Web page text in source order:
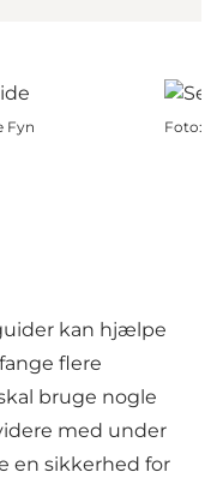
Fyn Foto:
kan hjælpe
flere
bruge nogle
med under
en sikkerhed for